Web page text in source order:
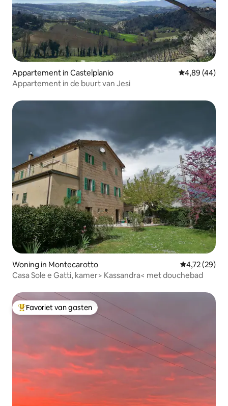
Appartement in Castelplanio Gemiddelde
4,89 (44)
Appartement in de buurt van Jesi
Woning in Montecarotto Gemiddelde
4,72 (29)
Casa Sole e Gatti, kamer> Kassandra< met douchebad
Topfavoriet van gasten
Favoriet van gasten